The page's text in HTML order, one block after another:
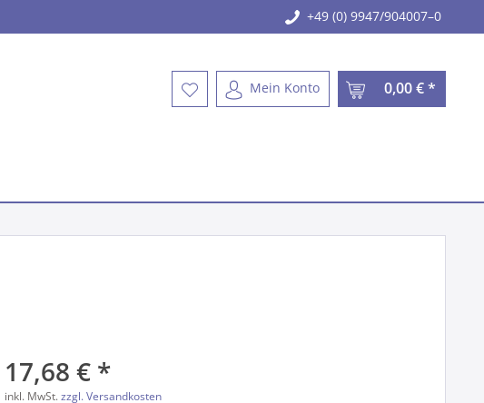
+49 (0) 9947/904007–0
Mein Konto 0,00 € *
17,68 € *
inkl. MwSt.zzgl. Versandkosten